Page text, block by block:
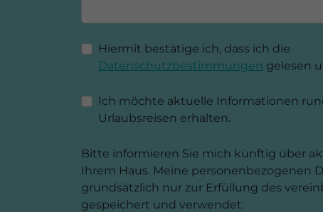
Hiermit bestätige ich, dass ich die
Datenschutzbestimmungen gelesen
Ich möchte aktuelle Informationen
Urlaubsreisen erhalten.
Bitte informieren Sie mich künftig über
Ihrem Haus. Meine personenbezogenen
grundsätzlich nur zur Erfüllung des
gespeichert und verwendet.